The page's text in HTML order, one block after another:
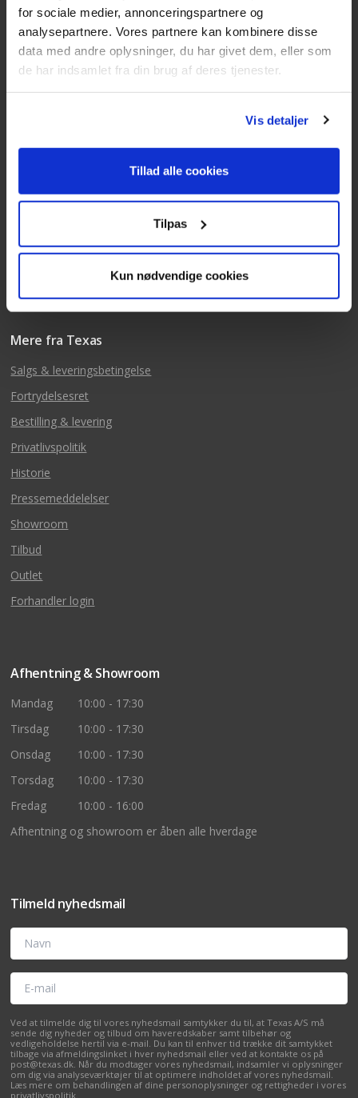
for sociale medier, annonceringspartnere og
analysepartnere. Vores partnere kan kombinere disse
data med andre oplysninger, du har givet dem, eller som
de har indsamlet fra din brug af deres tjenester.
Vis detaljer
Tillad alle cookies
Tilpas
Kun nødvendige cookies
CVR: DK66212319
Kundeservice
Telefonerne er åben alle hverdage
Mere fra Texas
Salgs & leveringsbetingelse
Fortrydelsesret
Bestilling & levering
Privatlivspolitik
Historie
Pressemeddelelser
Showroom
Tilbud
Outlet
Forhandler login
Afhentning & Showroom
Mandag
10:00 - 17:30
Tirsdag
10:00 - 17:30
Onsdag
10:00 - 17:30
Torsdag
10:00 - 17:30
Fredag
10:00 - 16:00
Afhentning og showroom er åben alle hverdage
Tilmeld nyhedsmail
Navn
E-mail
Ved at tilmelde dig til vores nyhedsmail samtykker du til, at Texas A/S må
sende dig nyheder og tilbud om haveredskaber samt tilbehør og
vedligeholdelse hertil via e-mail. Du kan til enhver tid trække dit samtykket
tilbage via afmeldingslinket i hver nyhedsmail eller ved at kontakte os på
post@texas.dk. Når du modtager vores nyhedsmail, indsamler vi oplysninger
om dig via analyseværktøjer til at optimere indholdet af vores nyhedsmail.
Læs mere om behandlingen af dine personoplysninger og rettigheder i vores
privatlivspolitik